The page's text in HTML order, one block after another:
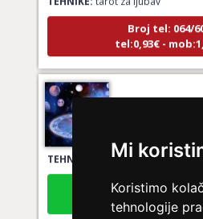
Mi
Koristimo
tehnologije
Broj tel: 064/
tel:0,93€ -
TEHNIKE: ljubavni savjeti,
tel:0,93€ -